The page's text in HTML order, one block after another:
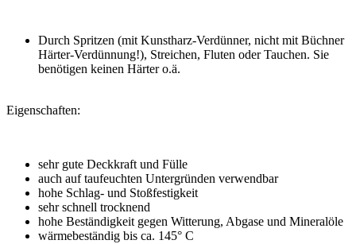
Durch Spritzen (mit Kunstharz-Verdünner, nicht mit Büchner
Härter-Verdünnung!), Streichen, Fluten oder Tauchen. Sie
benötigen keinen Härter o.ä.
Eigenschaften:
sehr gute Deckkraft und Fülle
auch auf taufeuchten Untergründen verwendbar
hohe Schlag- und Stoßfestigkeit
sehr schnell trocknend
hohe Beständigkeit gegen Witterung, Abgase und Mineralöle
wärmebeständig bis ca. 145° C